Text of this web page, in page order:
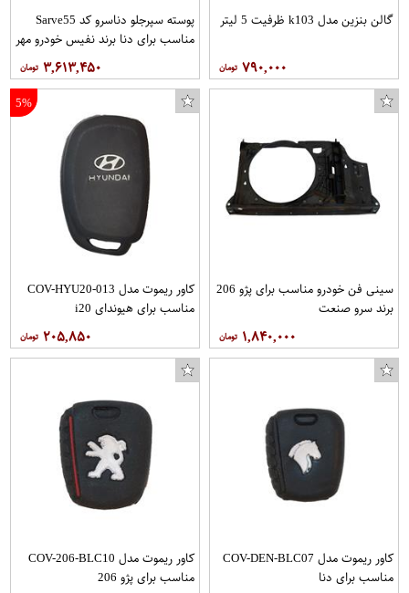
گالن بنزین مدل k103 ظرفیت 5 لیتر
۷۹۰,۰۰۰
پوسته سپرجلو دناسرو کد Sarve55
مناسب برای دنا برند نفیس خودرو مهر
۳,۶۱۳,۴۵۰
سینی فن خودرو مناسب برای پژو 206
برند سرو صنعت
۱,۸۴۰,۰۰۰
5%
کاور ریموت مدل COV-HYU20-013
مناسب برای هیوندای i20
۲۰۵,۸۵۰
کاور ریموت مدل COV-DEN-BLC07
مناسب برای دنا
کاور ریموت مدل COV-206-BLC10
مناسب برای پژو 206